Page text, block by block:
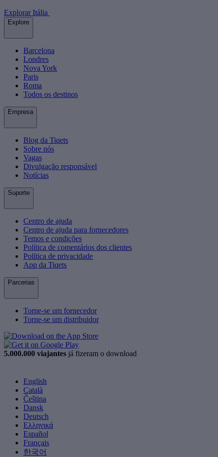
Explorar Itália
Explore
Barcelona
Londres
Nova York
Paris
Roma
Todos os destinos
Empresa
Blog da Tiqets
Sobre nós
Vagas
Divulgação responsável
Notícias
Suporte
Centro de ajuda
Centro de ajuda para fornecedores
Temos e condições
Política de comentários dos clientes
Política de privacidade
App da Tiqets
Parcerias
Torne-se um fornecedor
Torne-se um distribuidor
5.000.000 viajantes já fizeram o download
English
Català
Čeština
Dansk
Deutsch
Ελληνικά
Español
Français
한국어